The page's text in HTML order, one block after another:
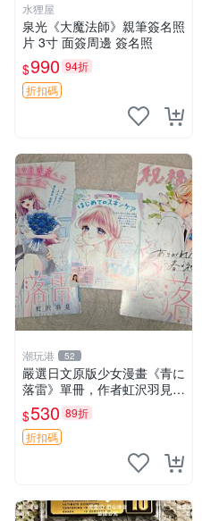
水狸屋
泉光《大魔法師》親筆簽名照
片 3寸 面簽周邊 簽名照
$990 94折
折扣碼
潮玩港 52
嚴選日文原版少女漫畫《青に
落雷》單冊，作者虹沢羽見精
心創作，封面藍玫瑰情侶插畫
唯美動人， STORY 32 及カ
ラー41P 精彩內容，品相良
$530 89折
折扣碼